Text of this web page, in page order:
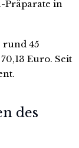
Präparate in
rund 45
Euro. Seit
des